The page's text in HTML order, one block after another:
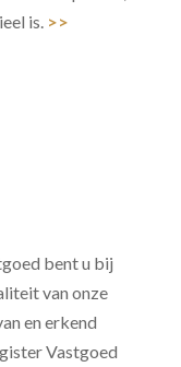
is. >>
bent u bij
van onze
en erkend
Vastgoed